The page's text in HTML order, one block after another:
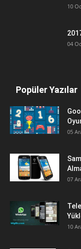
10
04
Popüler Yazılar
05
07
10